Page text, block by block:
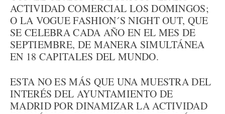
ACTIVIDAD COMERCIAL LOS DOMINGOS;
O LA VOGUE FASHION´S NIGHT OUT, QUE
SE CELEBRA CADA AÑO EN EL MES DE
SEPTIEMBRE, DE MANERA SIMULTÁNEA
EN 18 CAPITALES DEL MUNDO.
ESTA NO ES MÁS QUE UNA MUESTRA DEL
INTERÉS DEL AYUNTAMIENTO DE
MADRID POR DINAMIZAR LA ACTIVIDAD